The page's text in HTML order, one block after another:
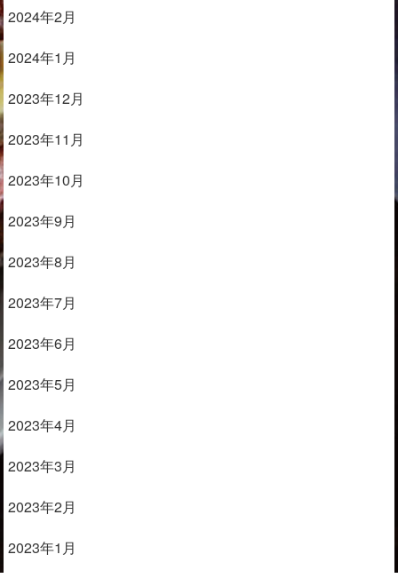
2024年2月
2024年1月
2023年12月
2023年11月
2023年10月
2023年9月
2023年8月
2023年7月
2023年6月
2023年5月
2023年4月
2023年3月
2023年2月
2023年1月